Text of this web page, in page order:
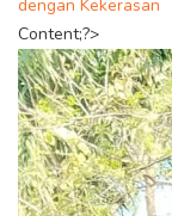
dengan Kekerasan
Content;?>